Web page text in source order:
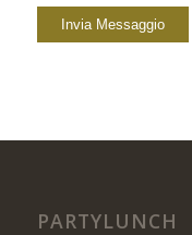
PARTYLUNCH